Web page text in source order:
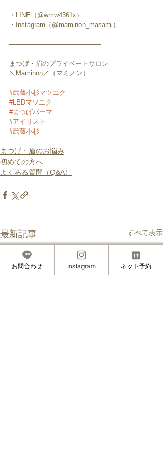
・LINE（@wmw4361x）
・Instagram（@maminon_masami）
────────────────────
まつげ・眉のプライベートサロン
＼Maminon／（マミノン）
#武蔵小杉マツエク
#LEDマツエク
#まつげパーマ
#アイリスト
#武蔵小杉
まつげ・眉のお悩み
初めての方へ
よくある質問（Q&A）
最新記事 すべて表示
お問合わせ Instagram ネット予約